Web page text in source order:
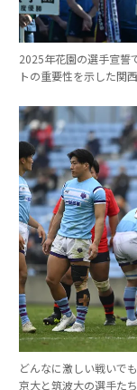
2025年花園の選手宣誓
トの重要性を示した関
どんなに激しい戦いで
京大と筑波大の選手た